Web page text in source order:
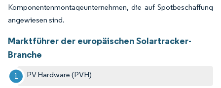
Komponentenmontageunternehmen, die auf Spotbeschaffung
angewiesen sind.
Marktführer der europäischen Solartracker-
Branche
PV Hardware (PVH)